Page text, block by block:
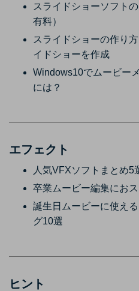
スライドショーソフト
有料）
スライドショーの作り
イドショーを作成
Windows10でムービー
には？
エフェクト
人気VFXソフトまとめ5
卒業ムービー編集にお
誕生日ムービーに使え
グ10選
ヒント